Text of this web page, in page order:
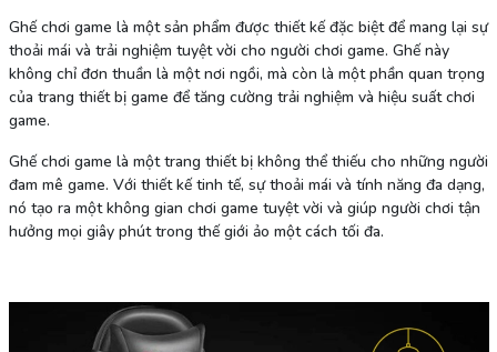
Ghế chơi game là một sản phẩm được thiết kế đặc biệt để mang lại sự
thoải mái và trải nghiệm tuyệt vời cho người chơi game. Ghế này
không chỉ đơn thuần là một nơi ngồi, mà còn là một phần quan trọng
của trang thiết bị game để tăng cường trải nghiệm và hiệu suất chơi
game.
Ghế chơi game là một trang thiết bị không thể thiếu cho những người
đam mê game. Với thiết kế tinh tế, sự thoải mái và tính năng đa dạng,
nó tạo ra một không gian chơi game tuyệt vời và giúp người chơi tận
hưởng mọi giây phút trong thế giới ảo một cách tối đa.